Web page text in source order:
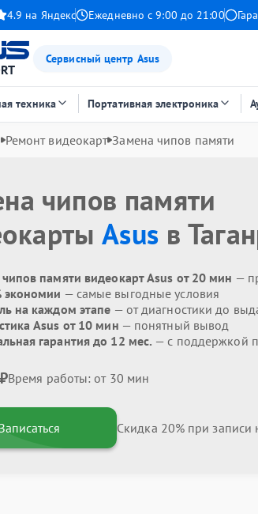
4.9 на Яндекс Ежедневно с 9:00 до 21:00
Сервисный центр Asus
техника Портативная электроника
Ремонт видеокарт Замена чипов памяти
чипов памяти
Asus в
памяти видеокарт Asus от 20 мин —
экономии — самые выгодные условия
на каждом этапе — от диагностики до
Asus от 10 мин — понятный вывод
гарантия до 12 мес. — с поддержкой
Время работы: от 30 мин
Скидка 20% при записи